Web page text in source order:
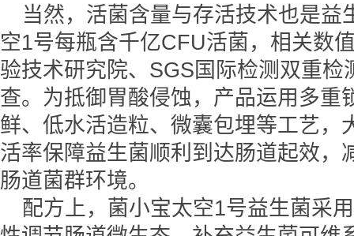
当然，活菌含量与存活技术也是益
空1号每瓶含千亿CFU活菌，相关数
验技术研究院、SGS国际检测双重检
查。为抵御胃酸侵蚀，产品运用多重
鲜、低水活造粒、微囊包埋等工艺，
活率保障益生菌顺利到达肠道起效，
肠道菌群环境。
配方上，菌小宝太空1号益生菌采